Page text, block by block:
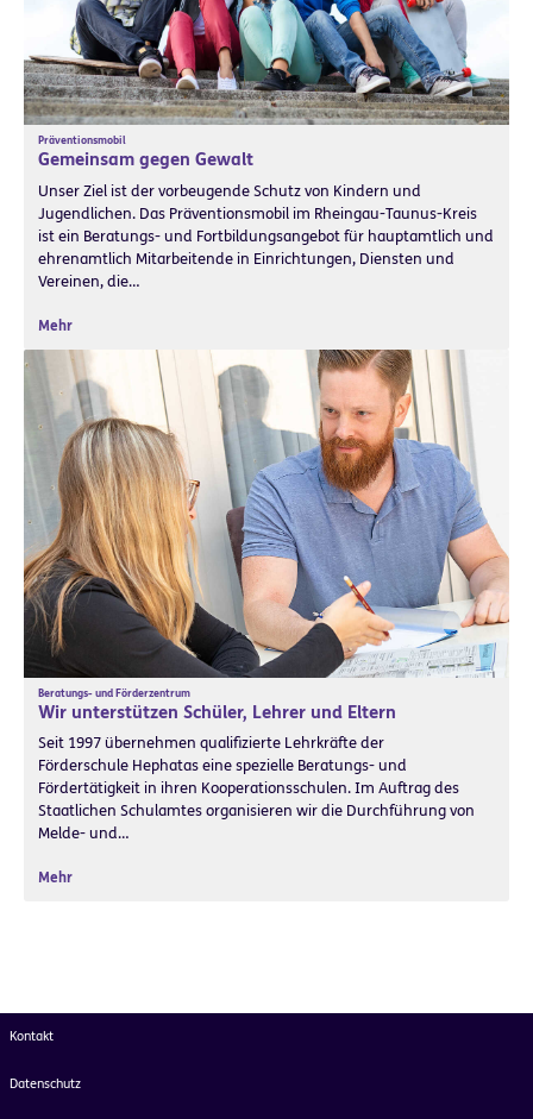
Präventionsmobil
Gemeinsam gegen Gewalt
Unser Ziel ist der vorbeugende Schutz von Kindern und
Jugendlichen. Das Präventionsmobil im Rheingau-Taunus-Kreis
ist ein Beratungs- und Fortbildungsangebot für hauptamtlich und
ehrenamtlich Mitarbeitende in Einrichtungen, Diensten und
Vereinen, die…
Mehr
Beratungs- und Förderzentrum
Wir unterstützen Schüler, Lehrer und Eltern
Seit 1997 übernehmen qualifizierte Lehrkräfte der
Förderschule Hephatas eine spezielle Beratungs- und
Fördertätigkeit in ihren Kooperationsschulen. Im Auftrag des
Staatlichen Schulamtes organisieren wir die Durchführung von
Melde- und…
Mehr
Kontakt
Datenschutz